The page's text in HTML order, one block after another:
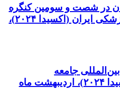
در شصت و سومین کنگره
بین‌المللی جامعه دندانپزشکی ایران (اکسیدا ۲۰۲۴)،
جامعه
دندانپزشکی ایران (اکسیدا ۲۰۲۴)، اردیبهشت ماه